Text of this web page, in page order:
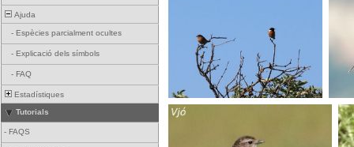
Ajuda
- Espècies parcialment ocultes
- Explicació dels símbols
- FAQ
Estadístiques
Tutorials
- FAQS